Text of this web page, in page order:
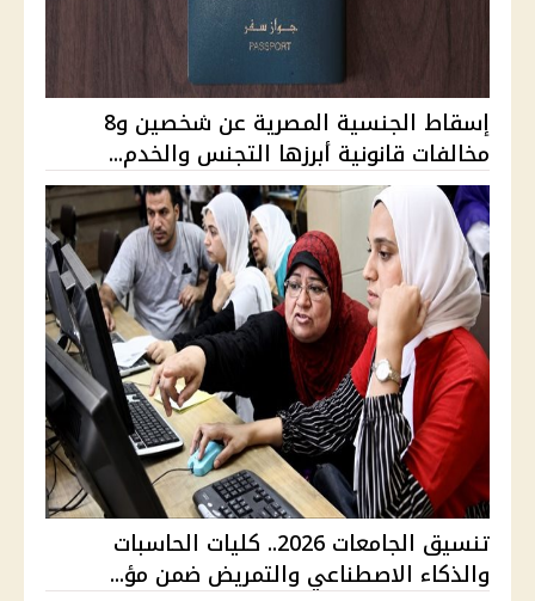
إسقاط الجنسية المصرية عن شخصين و8
مخالفات قانونية أبرزها التجنس والخدم...
تنسيق الجامعات 2026.. كليات الحاسبات
والذكاء الاصطناعي والتمريض ضمن مؤ...